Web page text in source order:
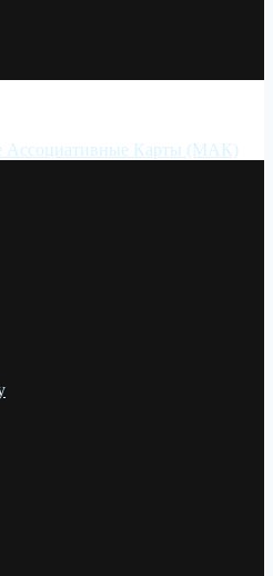
Ассоциативные Карты (МАК)